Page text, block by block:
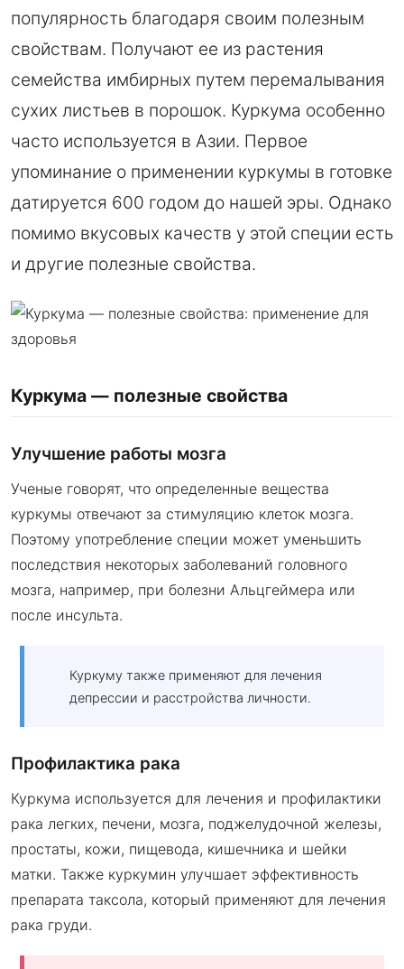
популярность благодаря своим полезным
свойствам. Получают ее из растения
семейства имбирных путем перемалывания
сухих листьев в порошок. Куркума особенно
часто используется в Азии. Первое
упоминание о применении куркумы в готовке
датируется 600 годом до нашей эры. Однако
помимо вкусовых качеств у этой специи есть
и другие полезные свойства.
Куркума — полезные свойства
Улучшение работы мозга
Ученые говорят, что определенные вещества
куркумы отвечают за стимуляцию клеток мозга.
Поэтому употребление специи может уменьшить
последствия некоторых заболеваний головного
мозга, например, при болезни Альцгеймера или
после инсульта.
Куркуму также применяют для лечения
депрессии и расстройства личности.
Профилактика рака
Куркума используется для лечения и профилактики
рака легких, печени, мозга, поджелудочной железы,
простаты, кожи, пищевода, кишечника и шейки
матки. Также куркумин улучшает эффективность
препарата таксола, который применяют для лечения
рака груди.